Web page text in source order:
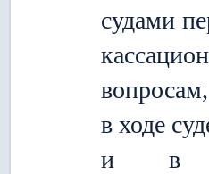
судами
в ходе
и в